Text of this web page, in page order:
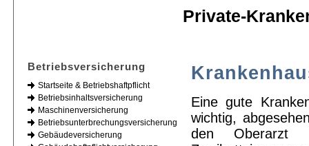
Private-
Betriebsversicherung
Startseite & Betriebshaftpflicht
Betriebsinhaltsversicherung
Maschinenversicherung
Betriebsunterbrechungsversicherung
Gebäudeversicherung
Eine gute
wichtig,
den Oberarzt